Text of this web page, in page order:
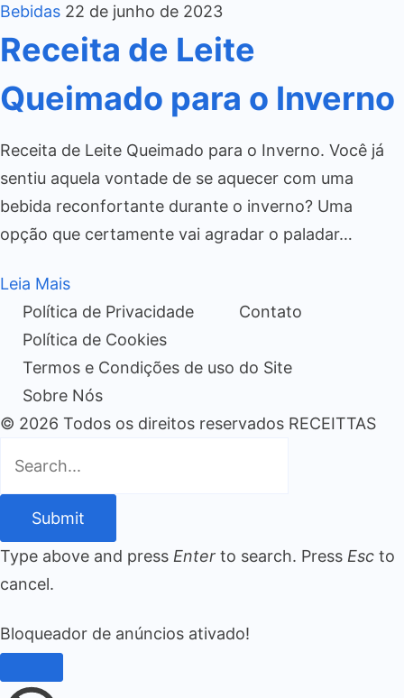
Bebidas 22 de junho de 2023
Receita de Leite
Queimado para o Inverno
Receita de Leite Queimado para o Inverno. Você já
sentiu aquela vontade de se aquecer com uma
bebida reconfortante durante o inverno? Uma
opção que certamente vai agradar o paladar…
Leia Mais
Política de Privacidade
Contato
Política de Cookies
Termos e Condições de uso do Site
Sobre Nós
© 2026 Todos os direitos reservados RECEITTAS
Submit
Type above and press Enter to search. Press Esc to
cancel.
Bloqueador de anúncios ativado!